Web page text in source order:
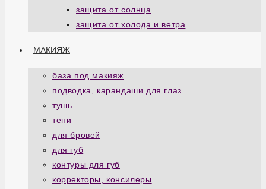
защита от солнца
защита от холода и ветра
МАКИЯЖ
база под макияж
подводка, карандаши для глаз
тушь
тени
для бровей
для губ
контуры для губ
корректоры, консилеры